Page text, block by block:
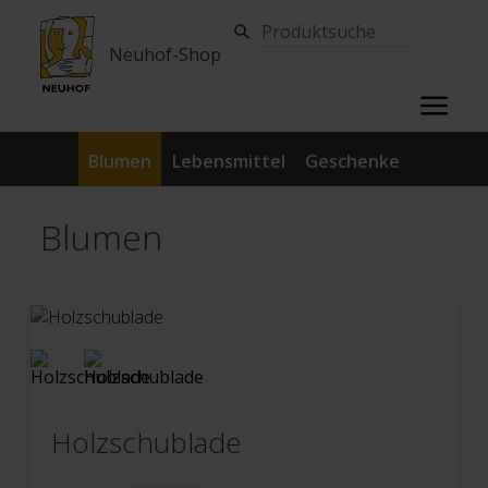
Neuhof-Shop
Blumen Lebensmittel Geschenke
Blumen
Holzschublade